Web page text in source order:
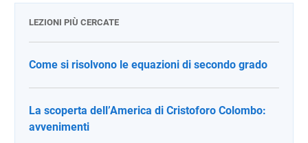
LEZIONI PIÙ CERCATE
Come si risolvono le equazioni di secondo grado
La scoperta dell’America di Cristoforo Colombo:
avvenimenti